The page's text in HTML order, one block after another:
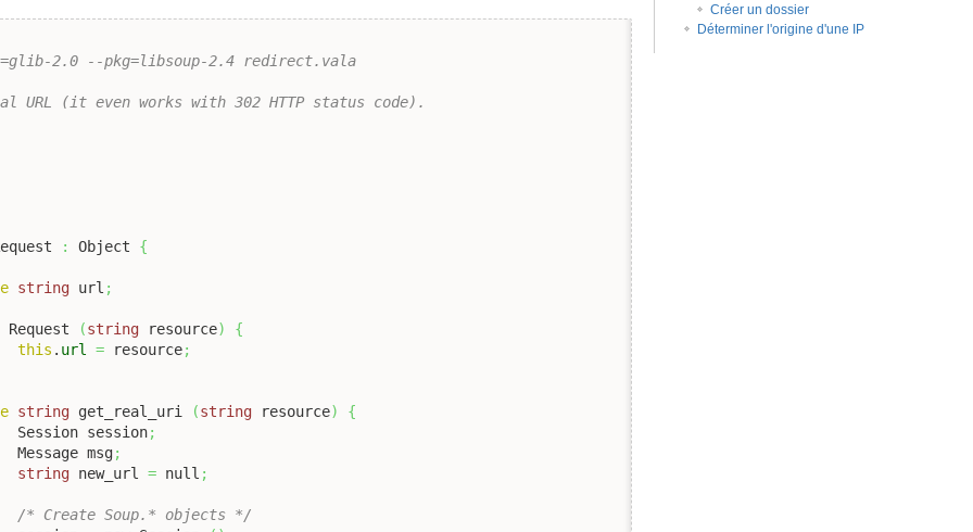
Créer un dossier
Déterminer l'origine d'une IP
2.0 --pkg=libsoup-2.4 redirect.vala
URL (it even works with 302 HTTP status code).
: Object {
string url ;
Request (string resource)
{
this . url = resource;
string get_real_uri (string resource)
{
		Session session
;
		Message msg
;
string new_url = null ;
/* Create Soup.* objects */